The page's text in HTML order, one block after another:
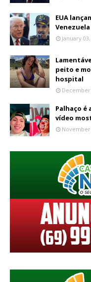
EUA
January
peito e
hospital
December
Palhaço
vídeo
November